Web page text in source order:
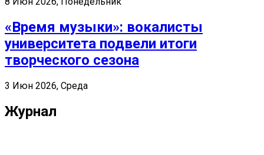
«Время музыки»: вокалисты
университета подвели итоги
творческого сезона
3 Июн 2026, Среда
Журнал